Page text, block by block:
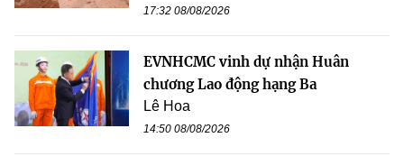
17:32 08/08/2026
EVNHCMC vinh dự nhận Huân
chương Lao động hạng Ba
Lê Hoa
14:50 08/08/2026